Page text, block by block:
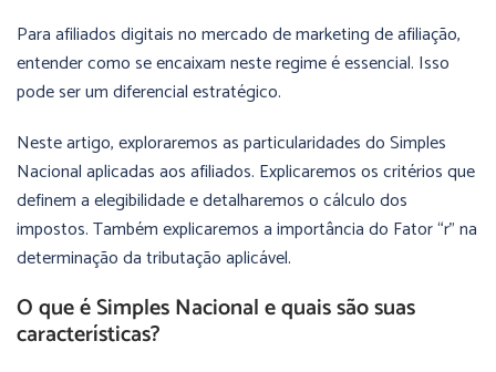
Para afiliados digitais no mercado de marketing de afiliação,
entender como se encaixam neste regime é essencial. Isso
pode ser um diferencial estratégico.
Neste artigo, exploraremos as particularidades do Simples
Nacional aplicadas aos afiliados. Explicaremos os critérios que
definem a elegibilidade e detalharemos o cálculo dos
impostos. Também explicaremos a importância do Fator “r” na
determinação da tributação aplicável.
O que é Simples Nacional e quais são suas
características?